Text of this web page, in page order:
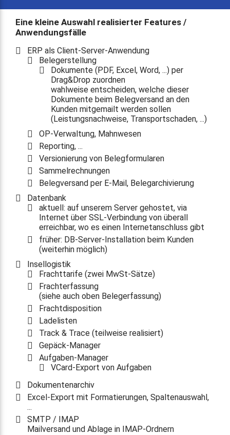
Eine kleine Auswahl realisierter Features /
Anwendungsfälle
ERP als Client-Server-Anwendung
Belegerstellung
Dokumente (PDF, Excel, Word, ...) per
Drag&Drop zuordnen
wahlweise entscheiden, welche dieser
Dokumente beim Belegversand an den
Kunden mitgemailt werden sollen
(Leistungsnachweise, Transportschaden, ...)
OP-Verwaltung, Mahnwesen
Reporting, ...
Versionierung von Belegformularen
Sammelrechnungen
Belegversand per E-Mail, Belegarchivierung
Datenbank
aktuell: auf unserem Server gehostet, via
Internet über SSL-Verbindung von überall
erreichbar, wo es einen Internetanschluss gibt
früher: DB-Server-Installation beim Kunden
(weiterhin möglich)
Insellogistik
Frachttarife (zwei MwSt-Sätze)
Frachterfassung
(siehe auch oben Belegerfassung)
Frachtdisposition
Ladelisten
Track & Trace (teilweise realisiert)
Gepäck-Manager
Aufgaben-Manager
VCard-Export von Aufgaben
Dokumentenarchiv
Excel-Export mit Formatierungen, Spaltenauswahl,
...
SMTP / IMAP
Mailversand und Ablage in IMAP-Ordnern